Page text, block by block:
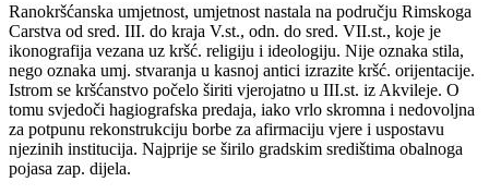
Ranokršćanska umjetnost, umjetnost nastala na području Rimskoga
Carstva od sred. III. do kraja V.st., odn. do sred. VII.st., koje je
ikonografija vezana uz kršć. religiju i ideologiju. Nije oznaka stila,
nego oznaka umj. stvaranja u kasnoj antici izrazite kršć. orijentacije.
Istrom se kršćanstvo počelo širiti vjerojatno u III.st. iz Akvileje. O
tomu svjedoči hagiografska predaja, iako vrlo skromna i nedovoljna
za potpunu rekonstrukciju borbe za afirmaciju vjere i uspostavu
njezinih institucija. Najprije se širilo gradskim središtima obalnoga
pojasa zap. dijela.